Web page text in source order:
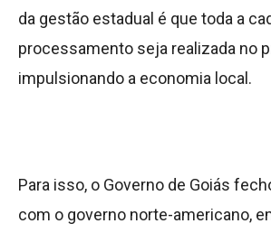
da gestão estadual é que toda a
processamento seja realizada no
impulsionando a economia local.
Para isso, o Governo de Goiás
com o governo norte-americano,